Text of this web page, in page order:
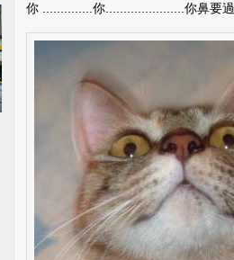
你 ..............你......................你鼻要